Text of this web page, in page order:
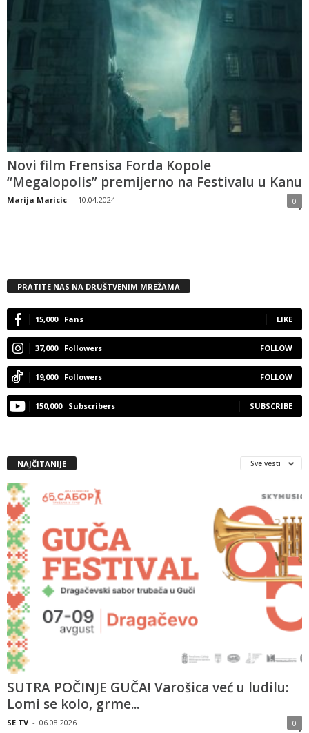
Novi film Frensisa Forda Kopole
“Megalopolis” premijerno na Festivalu u Kanu
Marija Maricic - 10.04.2024 0
PRATITE NAS NA DRUŠTVENIM MREŽAMA
15,000 Fans LIKE
37,000 Followers FOLLOW
19,000 Followers FOLLOW
150,000 Subscribers SUBSCRIBE
NAJČITANIJE Sve vesti
SUTRA POČINJE GUČA! Varošica već u ludilu:
Lomi se kolo, grme...
SE TV - 06.08.2026 0